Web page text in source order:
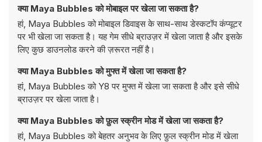
क्या Maya Bubbles को मोबाइल पर खेला जा सकता है?
हां, Maya Bubbles को मोबाइल डिवाइस के साथ-साथ डेस्कटॉप कंप्यूटर
पर भी खेला जा सकता है। यह गेम सीधे ब्राउज़र में खेला जाता है और इसके
लिए कुछ डाउनलोड करने की ज़रूरत नहीं है।
क्या Maya Bubbles को मुफ्त में खेला जा सकता है?
हां, Maya Bubbles को Y8 पर मुफ्त में खेला जा सकता है और इसे सीधे
ब्राउज़र पर खेला जाता है।
क्या Maya Bubbles को फ़ुल स्क्रीन मोड में खेला जा सकता है?
हां, Maya Bubbles को बेहतर अनुभव के लिए फ़ुल स्क्रीन मोड में खेला